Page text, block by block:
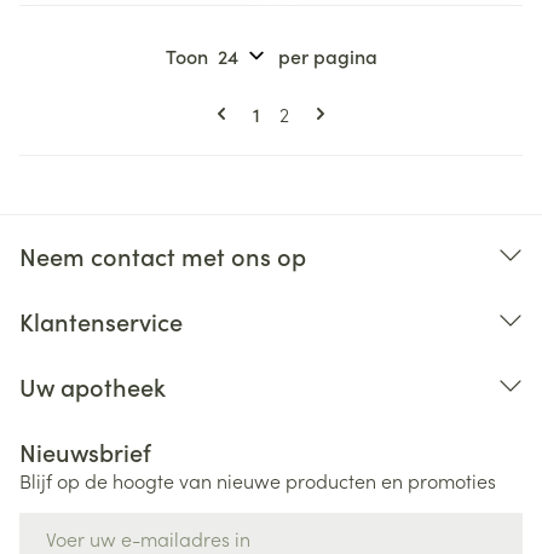
Pagina's
U lees momenteel pagina
1 Pagina
2
Toon per pagina
Neem contact met ons op
Klantenservice
Uw apotheek
Nieuwsbrief
Blijf op de hoogte van nieuwe producten en promoties